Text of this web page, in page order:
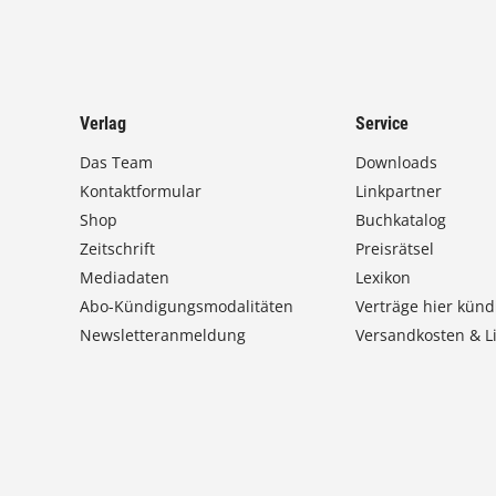
Verlag
Das Team
Kontaktformular
Shop
Zeitschrift
Mediadaten
Abo-Kündigungsmodalitäten
Newsletteranmeldung
Service
Downloads
Linkpartner
Buchkatalog
Preisrätsel
Lexikon
Verträge hier
Versandkosten &